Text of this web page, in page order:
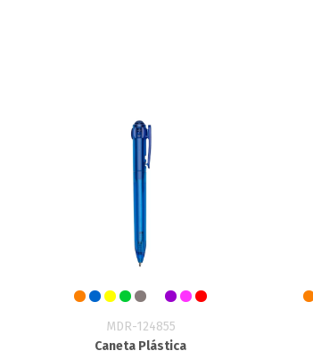
MDR-124855
Caneta Plástica